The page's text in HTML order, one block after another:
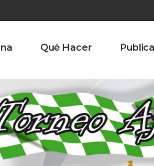
Qué Hacer